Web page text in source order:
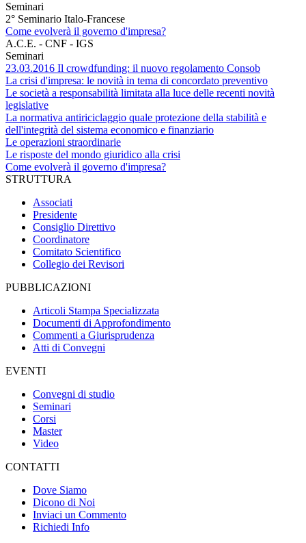
Seminari
2° Seminario Italo-Francese
Come evolverà il governo d'impresa?
A.C.E. - CNF - IGS
Seminari
23.03.2016 Il crowdfunding: il nuovo regolamento Consob
La crisi d'impresa: le novità in tema di concordato preventivo
Le società a responsabilità limitata alla luce delle recenti novità
legislative
La normativa antiriciclaggio quale protezione della stabilità e
dell'integrità del sistema economico e finanziario
Le operazioni straordinarie
Le risposte del mondo giuridico alla crisi
Come evolverà il governo d'impresa?
STRUTTURA
Associati
Presidente
Consiglio Direttivo
Coordinatore
Comitato Scientifico
Collegio dei Revisori
PUBBLICAZIONI
Articoli Stampa Specializzata
Documenti di Approfondimento
Commenti a Giurisprudenza
Atti di Convegni
EVENTI
Convegni di studio
Seminari
Corsi
Master
Video
CONTATTI
Dove Siamo
Dicono di Noi
Inviaci un Commento
Richiedi Info